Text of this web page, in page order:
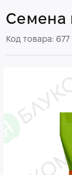
Семена
Код товара: 677